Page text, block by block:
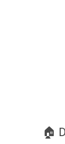
🏠